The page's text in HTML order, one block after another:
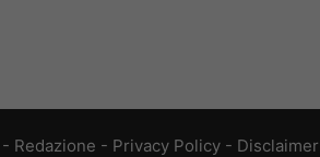
- Redazione - Privacy Policy - Disclaimer